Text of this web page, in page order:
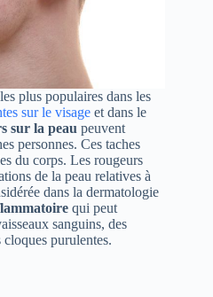
plus populaires dans les
sur le visage et dans le
sur la peau peuvent
personnes. Ces taches
du corps. Les rougeurs
de la peau relatives à
dans la dermatologie
qui peut
sanguins, des
purulentes.